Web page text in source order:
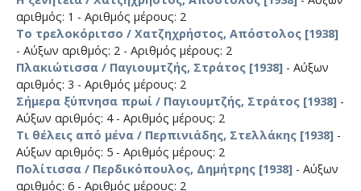
αριθμός: 1 - Αριθμός μέρους: 2
Το τρελοκόριτσο / Χατζηχρήστος, Απόστολος [1938]
- Αύξων αριθμός: 2 - Αριθμός μέρους: 2
Πλακιώτισσα / Παγιουμτζής, Στράτος [1938] - Αύξων
αριθμός: 3 - Αριθμός μέρους: 2
Σήμερα ξύπνησα πρωί / Παγιουμτζής, Στράτος [1938] -
Αύξων αριθμός: 4 - Αριθμός μέρους: 2
Τι θέλεις από μένα / Περπινιάδης, Στελλάκης [1938] -
Αύξων αριθμός: 5 - Αριθμός μέρους: 2
Πολίτισσα / Περδικόπουλος, Δημήτρης [1938] - Αύξων
αριθμός: 6 - Αριθμός μέρους: 2